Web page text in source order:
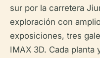
sur por la carretera
exploración con
exposiciones, tres
IMAX 3D. Cada